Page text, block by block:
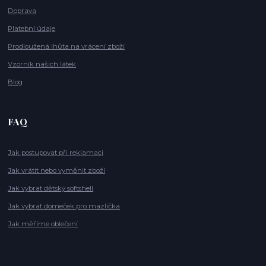
Doprava
Platební údaje
Prodloužená lhůta na vrácení zboží
Vzorník našich látek
Blog
FAQ
Jak postupovat při reklamaci
Jak vrátit nebo vyměnit zboží
Jak vybrat dětský softshell
Jak vybrat domeček pro mazlíčka
Jak měříme oblečení